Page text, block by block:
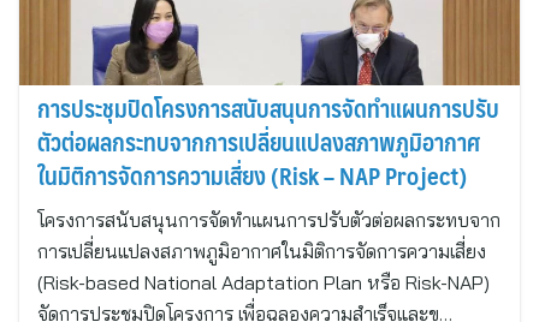
การประชุมปิดโครงการสนับสนุนการจัดทำแผนการปรับ
ตัวต่อผลกระทบจากการเปลี่ยนแปลงสภาพภูมิอากาศ
ในมิติการจัดการความเสี่ยง (Risk – NAP Project)
โครงการสนับสนุนการจัดทำแผนการปรับตัวต่อผลกระทบจาก
การเปลี่ยนแปลงสภาพภูมิอากาศในมิติการจัดการความเสี่ยง
(Risk-based National Adaptation Plan หรือ Risk-NAP)
จัดการประชุมปิดโครงการ เพื่อฉลองความสำเร็จและข…